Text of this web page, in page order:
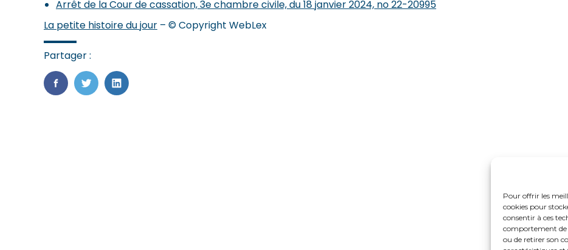
Pour offrir les
cookies pour
consentir à ces
comportement de
ou de retirer son
Arrêt de la Cour de cassation, 3e chambre civile, du 18 janvier 2024, no 22-20995
La petite histoire du jour – © Copyright WebLex
Partager :
FaceBook
TwitterLinkedIn